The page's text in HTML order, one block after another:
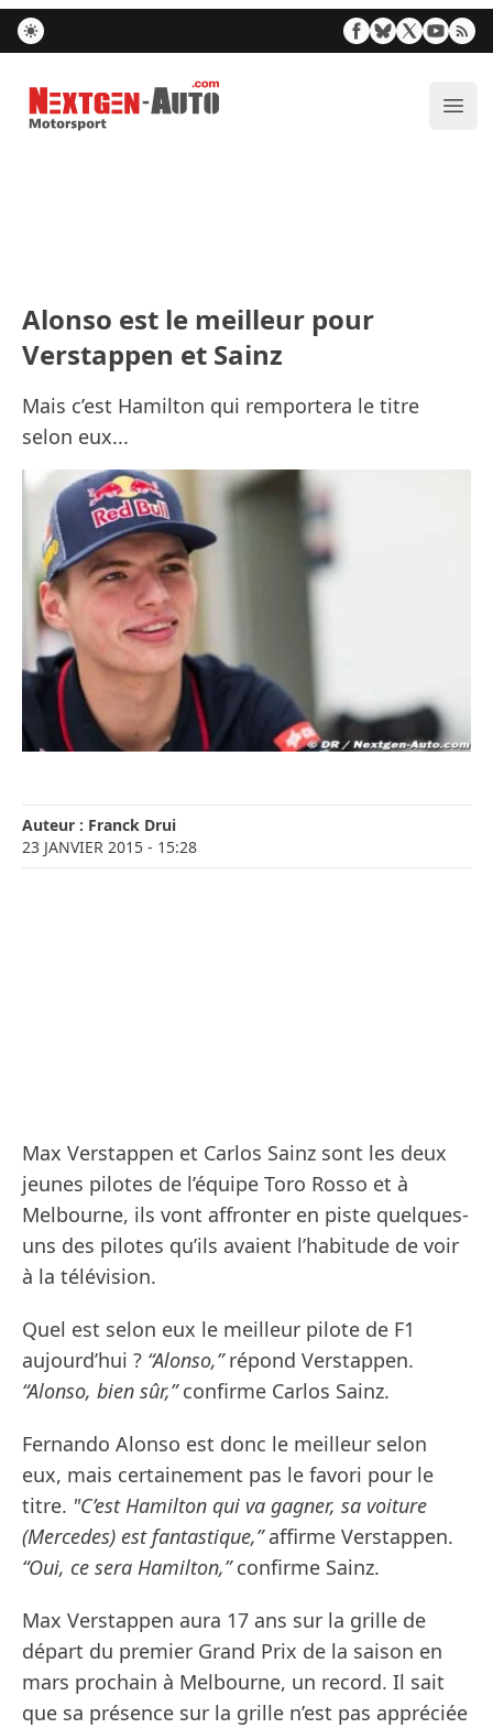
Nextgen-Auto.com
Alonso est le meilleur pour
Verstappen et Sainz
Mais c’est Hamilton qui remportera le titre
selon eux...
Auteur : Franck Drui
23 JANVIER 2015 - 15:28
Max Verstappen et Carlos Sainz sont les deux
jeunes pilotes de l’équipe Toro Rosso et à
Melbourne, ils vont affronter en piste quelques-
uns des pilotes qu’ils avaient l’habitude de voir
à la télévision.
Quel est selon eux le meilleur pilote de F1
aujourd’hui ? “Alonso,”répond Verstappen.
“Alonso, bien sûr,”confirme Carlos Sainz.
Fernando Alonso est donc le meilleur selon
eux, mais certainement pas le favori pour le
titre. "C’est Hamilton qui va gagner, sa voiture
(Mercedes) est fantastique,”affirme Verstappen.
“Oui, ce sera Hamilton,”confirme Sainz.
Max Verstappen aura 17 ans sur la grille de
départ du premier Grand Prix de la saison en
mars prochain à Melbourne, un record. Il sait
que sa présence sur la grille n’est pas appréciée